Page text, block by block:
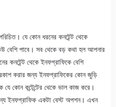
যে কোন ধরনের কনটেন্ট থেকে
বেশি পাবে। সব থেকে বড় কথা হল আপনার
কনটেন্ট থেকে ইনফগ্রাফিকে বেশি
করার জন্য ইনফগ্রাফিকের কোন জুড়ি
কোন কন্টেন্টের থেকে ভাল কাজ করে।
ইনফগ্রাফিক একটা বেস্ট অপশন। এখন